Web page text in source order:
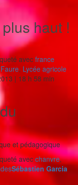
haut !
avec france
, Lycée agricole
| 18 h 58 min
et pédagogique
avecchanvre,
Sébastien Garcia